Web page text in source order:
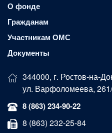
О фонде
Гражданам
Участникам ОМС
Документы
344000, г. Ростов-на-
ул. Варфоломеева,
8 (863) 234-90-22
8 (863) 232-25-84